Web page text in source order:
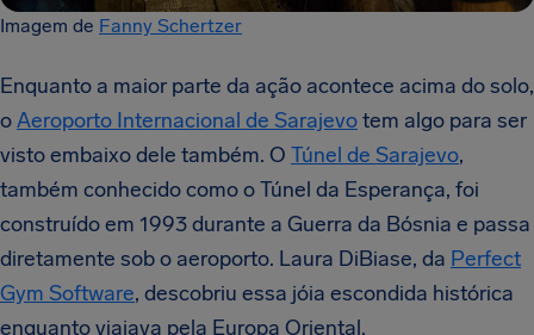
Imagem de Fanny Schertzer
Enquanto a maior parte da ação acontece acima do solo,
oAeroporto Internacional de Sarajevotem algo para ser
visto embaixo dele também. O Túnel de Sarajevo,
também conhecido como o Túnel da Esperança, foi
construído em 1993 durante a Guerra da Bósnia e passa
diretamente sob o aeroporto. Laura DiBiase, da Perfect
Gym Software, descobriu essa jóia escondida histórica
enquanto viajava pela Europa Oriental.